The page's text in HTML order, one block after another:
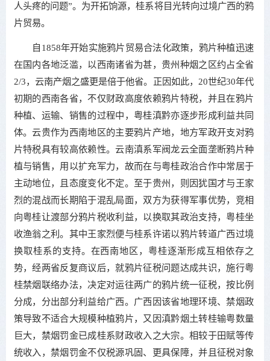
人头疼的问题”。为开拓饷源，桂系将目光转向过境广西的鸦
片贸易。
自1858年开始实施鸦片贸易合法化政策，鸦片种植迅速
在国内各地泛滥，以西南诸省为甚，贵州种烟之区约占全省
2/3，云南产烟之盛更是倍于他省。正因如此，20世纪30年代
初期的西南各省，不仅财政高度依赖鸦片特税，并且在鸦片
种植、运输、销售的过程中，粤桂滇黔亦逐步形成利益共同
体。云贵作为西南地区的主要鸦片产地，地方军政开支对鸦
片特税具有较高依赖性。云南滇系军阀龙云全面垄断鸦片种
植与销售，用以扩充军力，故而在与粤桂政治合作中常居于
主动地位，且态度变化不定。至于贵州，则因犹国才与王家
烈的混战而长期陷于混乱局面，双方为获得军事优势，竞相
向粤桂让渡部分鸦片税收利益，以换取其政治支持，粤桂坐
收渔翁之利。其中王家烈便与桂系许诺以鸦片转道广西过境
换取桂系的支持。在西南地区，粤桂逐渐形成互相依存之
势，经两省反复商议后，就鸦片征税问题达成共识，施行粤
桂禁烟联络办法，决定对运往两广的鸦片统一征税，按比例
分成，分出部分利益给广西。广西因该省地理环境、禁烟政
策导致不适合大规模种植鸦片，又因滇黔烟土转桂输粤数量
巨大，禁烟罚金已成桂系财政收入之大宗。相较于田赋等传
统收入，禁烟罚金不仅税源巩固、更具保障，并且征税对象